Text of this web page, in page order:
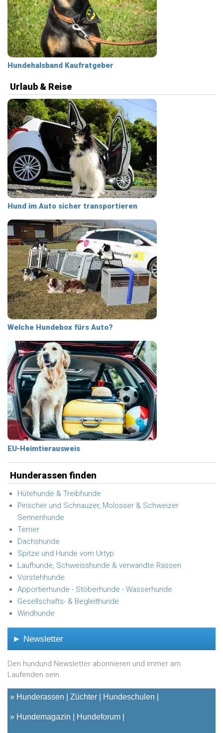
Hundehalsband Kaufratgeber
Urlaub & Reise
Hund im Auto sicher transportieren
Welche Hundebox fürs Auto?
EU-Heimtierausweis
Hunderassen finden
Hütehunde & Treibhunde
Pinscher und Schnauzer, Molosser & Schweizer
Sennenhunde
Terrier
Dachshunde
Spitze und Hunde vom Urtyp
Laufhunde, Schweisshunde & verwandte Rassen
Vorstehhunde
Apportierhunde - Stöberhunde - Wasserhunde
Gesellschafts- & Begleithunde
Windhunde
► Newsletter
Den hundund Newsletter abonnieren und immer am
Laufenden sein.
» Hunderassen Züchter Hundeschulen
» Hundemagazin Hundeforum